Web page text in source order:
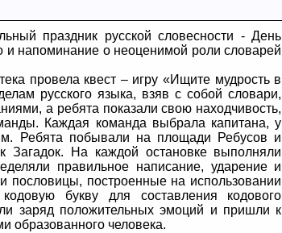
праздник русской словесности - День
и напоминание о неоценимой роли словарей
провела квест – игру «Ищите мудрость в
русского языка, взяв с собой словари,
а ребята показали свою находчивость,
Каждая команда выбрала капитана, у
Ребята побывали на площади Ребусов и
Загадок. На каждой остановке выполняли
правильное написание, ударение и
пословицы, построенные на использовании
букву для составления кодового
заряд положительных эмоций и пришли к
образованного человека.